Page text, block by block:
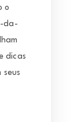
o
da-
dicas